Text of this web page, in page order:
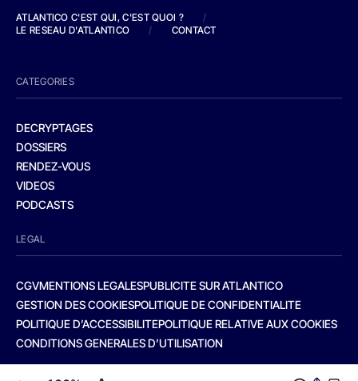
ATLANTICO C'EST QUI, C'EST QUOI ?
/
LE RESEAU D'ATLANTICO
/ CONTACT
CATEGORIES
DECRYPTAGES
DOSSIERS
RENDEZ-VOUS
VIDEOS
PODCASTS
LEGAL
CGVMENTIONS LEGALESPUBLICITE SUR ATLANTICO
GESTION DES COOKIESPOLITIQUE DE CONFIDENTIALITE
POLITIQUE D’ACCESSIBILITEPOLITIQUE RELATIVE AUX COOKIES
CONDITIONS GENERALES D’UTILISATION